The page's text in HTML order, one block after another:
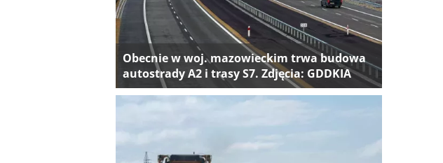
Obecnie w woj. mazowieckim trwa budowa
autostrady A2 i trasy S7. Zdjęcia: GDDKIA